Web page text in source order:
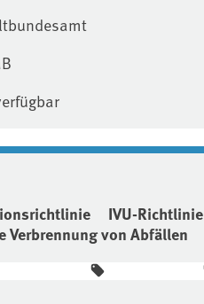
IVU-Richtlinie
von Abfällen